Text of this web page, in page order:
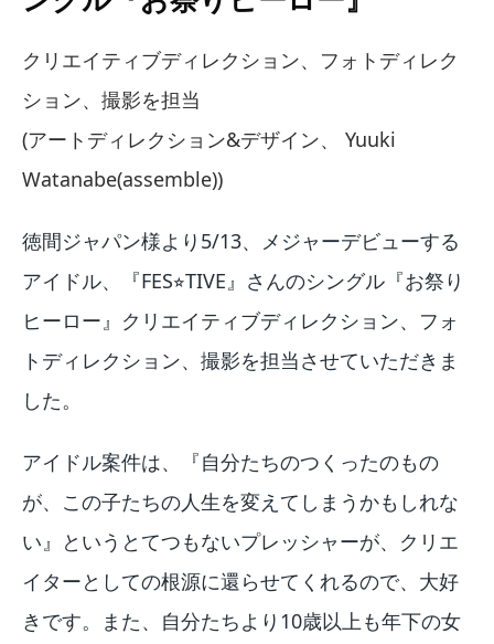
クリエイティブディレクション、フォトディレク
ション、撮影を担当
(アートディレクション&デザイン、 Yuuki
Watanabe(assemble))
徳間ジャパン様より5/13、メジャーデビューする
アイドル、『FES⭐︎TIVE』さんのシングル『お祭り
ヒーロー』クリエイティブディレクション、フォ
トディレクション、撮影を担当させていただきま
した。
アイドル案件は、『自分たちのつくったのもの
が、この子たちの人生を変えてしまうかもしれな
い』というとてつもないプレッシャーが、クリエ
イターとしての根源に還らせてくれるので、大好
きです。また、自分たちより10歳以上も年下の女